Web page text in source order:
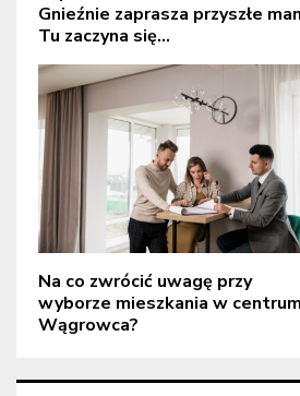
Gnieźnie zaprasza przyszłe
Tu zaczyna się...
Na co zwrócić uwagę przy
wyborze mieszkania w centrum
Wągrowca?